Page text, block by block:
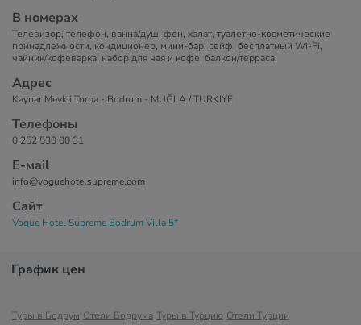
В номерах
Телевизор, телефон, ванна/душ, фен, халат, туалетно-косметические
принадлежности, кондиционер, мини-бар, сейф, бесплатный Wi-Fi,
чайник/кофеварка, набор для чая и кофе, балкон/терраса.
Адрес
Kaynar Mevkii Torba - Bodrum - MUĞLA / TURKIYE
Телефоны
0 252 530 00 31
Е-маil
info@voguehotelsupreme.com
Сайт
Vogue Hotel Supreme Bodrum Villa 5*
График цен
Туры в Бодрум Отели Бодрума Туры в Турцию Отели Турции